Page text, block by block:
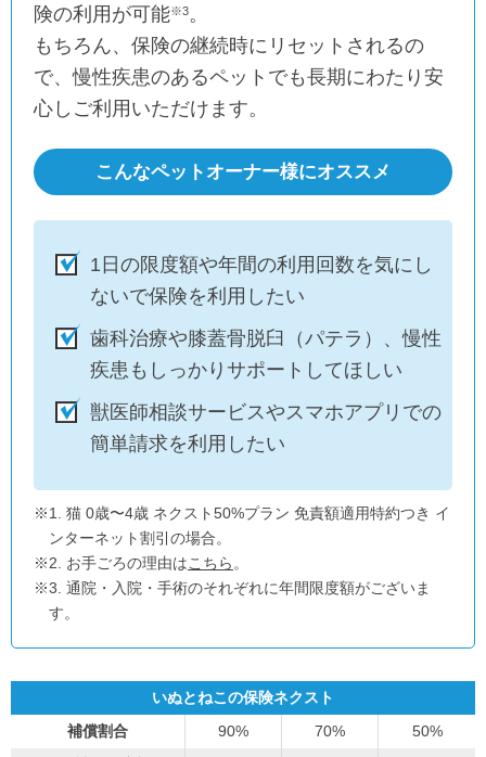
険の利用が可能※3。
もちろん、保険の継続時にリセットされるの
で、慢性疾患のあるペットでも長期にわたり安
心しご利用いただけます。
こんなペットオーナー様にオススメ
1日の限度額や年間の利用回数を気にし
ないで保険を利用したい
歯科治療や膝蓋骨脱臼（パテラ）、慢性
疾患もしっかりサポートしてほしい
獣医師相談サービスやスマホアプリでの
簡単請求を利用したい
※1. 猫 0歳〜4歳 ネクスト50%プラン 免責額適用特約つき イ
ンターネット割引の場合。
※2. お手ごろの理由はこちら 。
※3. 通院・入院・手術のそれぞれに年間限度額がございま
す。
いぬとねこの保険ネクスト
補償割合 90% 70% 50%